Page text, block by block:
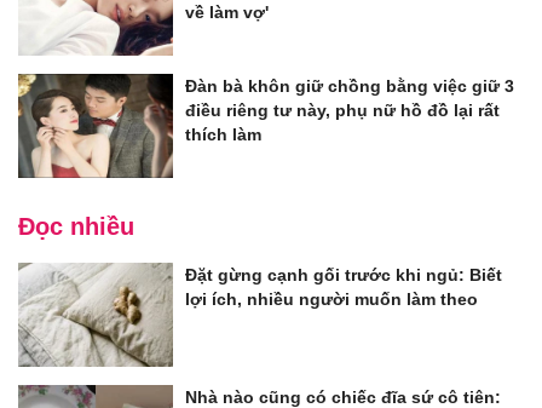
về làm vợ'
Đàn bà khôn giữ chồng bằng việc giữ 3
điều riêng tư này, phụ nữ hồ đồ lại rất
thích làm
Đọc nhiều
Đặt gừng cạnh gối trước khi ngủ: Biết
lợi ích, nhiều người muốn làm theo
Nhà nào cũng có chiếc đĩa sứ cô tiên: